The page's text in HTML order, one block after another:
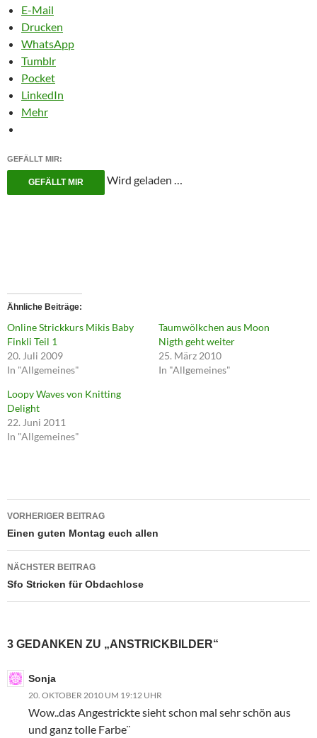
E-Mail
Drucken
WhatsApp
Tumblr
Pocket
LinkedIn
Mehr
GEFÄLLT MIR:
GEFÄLLT MIR Wird geladen …
Ähnliche Beiträge
Online Strickkurs Mikis Baby
Finkli Teil 1
20. Juli 2009
In "Allgemeines"
Taumwölkchen aus Moon
Nigth geht weiter
25. März 2010
In "Allgemeines"
Loopy Waves von Knitting
Delight
22. Juni 2011
In "Allgemeines"
Beitragsnavigation
VORHERIGER BEITRAG
Einen guten Montag euch allen
NÄCHSTER BEITRAG
Sfo Stricken für Obdachlose
3 GEDANKEN ZU „ANSTRICKBILDER“
Sonja
20. OKTOBER 2010 UM 19:12 UHR
Wow..das Angestrickte sieht schon mal sehr schön aus
und ganz tolle Farbe¨